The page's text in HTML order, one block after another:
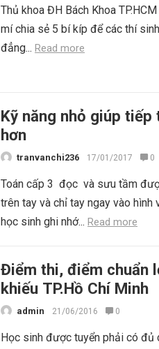
Thủ khoa ĐH Bách Khoa
mí chia sẻ 5 bí kíp để các thí
đẳng... Read more
Kỹ năng nhỏ giúp
hơn
tranvanchi236 17/01/2017 0
Toán cấp 3 đọc và sưu tầm
trên tay và chỉ tay ngay vào hình
học sinh ghi nhớ... Read more
Điểm thi, điểm chuẩn
khiếu TP.Hồ Chí Minh
admin 21/06/2016 0
Học sinh được tuyển phải có đủ